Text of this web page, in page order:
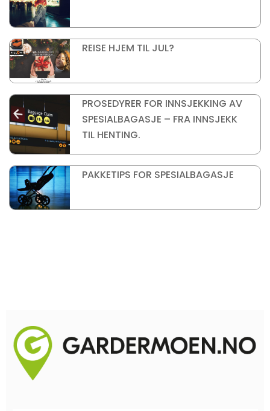
REISE HJEM TIL JUL?
PROSEDYRER FOR INNSJEKKING AV
SPESIALBAGASJE – FRA INNSJEKK
TIL HENTING.
PAKKETIPS FOR SPESIALBAGASJE